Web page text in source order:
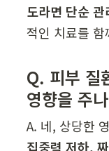
도라면 단순
적인 치료를
Q. 피부 질
영향을 주
집중력 저하,